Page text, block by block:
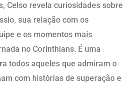
Celso revela curiosidades sobre
sua relação com os
e os momentos mais
no Corinthians. É uma
todos aqueles que admiram o
com histórias de superação e